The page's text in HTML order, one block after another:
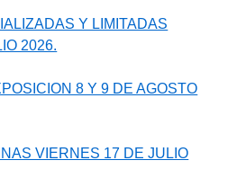
Y LIMITADAS
2026.
8 Y 9 DE AGOSTO
VIERNES 17 DE JULIO